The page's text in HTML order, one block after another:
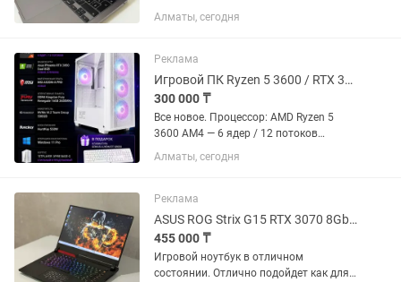
Normal Количество циклов
перезарядки: 426 Корпус без царапин и
коробки Есть особенность: в...
Алматы, сегодня
Реклама
Игровой ПК Ryzen 5 3600 / RTX 3050 8GB / 16GB DDR4 / NVMe 500GB
300 000 ₸
Все новое. Процессор: AMD Ryzen 5
3600 AM4 — 6 ядер / 12 потоков
Видеокарта: Asus Phoenix RTX 3050
Dual 8GB Материнская плата: MSI
DDR4 Kingston Fury Renegade...
Алматы, сегодня
Реклама
ASUS ROG Strix G15 RTX 3070 8Gb RAM 32Gb Ryzen 7 5800H 1TB
455 000 ₸
Игровой ноутбук в отличном
состоянии. Отлично подойдет как для